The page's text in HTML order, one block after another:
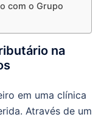
com o Grupo
na
em uma clínica
Através de um